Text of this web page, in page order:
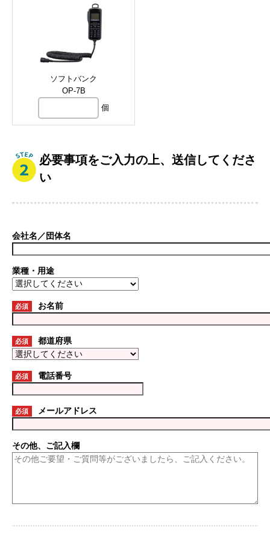
ソフトバンク
OP-7B
個
必要事項をご入力の上、送信してくださ
い
会社名／団体名
業種・用途
必須 お名前
必須 都道府県
必須 電話番号
必須 メールアドレス
その他、ご記入欄